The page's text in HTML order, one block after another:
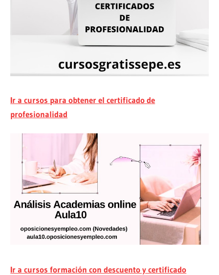
Ir a cursos para obtener el certificado de
profesionalidad
Ir a cursos formación con descuento y certificado